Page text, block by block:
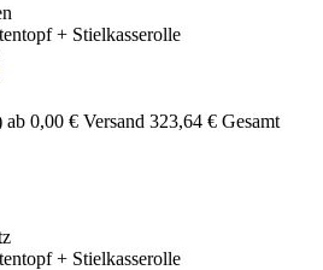
+ Stielkasserolle
ab 0,00 € Versand 323,64 € Gesamt
+ Stielkasserolle